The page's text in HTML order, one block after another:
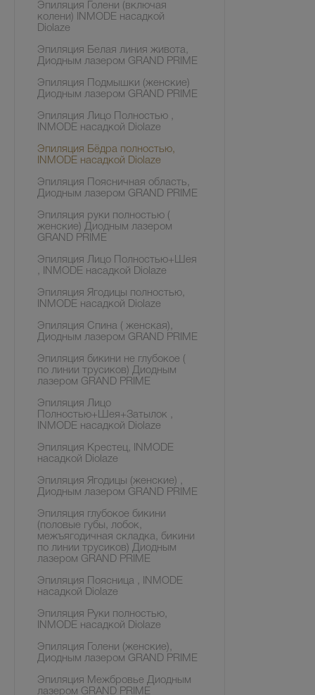
Эпиляция Голени (включая
колени) INMODE насадкой
Diolaze
Эпиляция Белая линия живота,
Диодным лазером GRAND PRIME
Эпиляция Подмышки (женские)
Диодным лазером GRAND PRIME
Эпиляция Лицо Полностью ,
INMODE насадкой Diolaze
Эпиляция Бёдра полностью,
INMODE насадкой Diolaze
Эпиляция Поясничная область,
Диодным лазером GRAND PRIME
Эпиляция руки полностью (
женские) Диодным лазером
GRAND PRIME
Эпиляция Лицо Полностью+Шея
, INMODE насадкой Diolaze
Эпиляция Ягодицы полностью,
INMODE насадкой Diolaze
Эпиляция Спина ( женская),
Диодным лазером GRAND PRIME
Эпиляция бикини не глубокое (
по линии трусиков) Диодным
лазером GRAND PRIME
Эпиляция Лицо
Полностью+Шея+Затылок ,
INMODE насадкой Diolaze
Эпиляция Крестец, INMODE
насадкой Diolaze
Эпиляция Ягодицы (женские) ,
Диодным лазером GRAND PRIME
Эпиляция глубокое бикини
(половые губы, лобок,
межъягодичная складка, бикини
по линии трусиков) Диодным
лазером GRAND PRIME
Эпиляция Поясница , INMODE
насадкой Diolaze
Эпиляция Руки полностью,
INMODE насадкой Diolaze
Эпиляция Голени (женские),
Диодным лазером GRAND PRIME
Эпиляция Межбровье Диодным
лазером GRAND PRIME